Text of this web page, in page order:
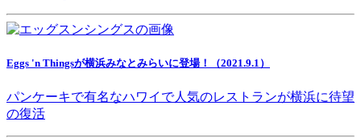
Eggs 'n Thingsが横浜みなとみらいに登場！（2021.9.1）
パンケーキで有名なハワイで人気のレストランが横浜に待望
の復活